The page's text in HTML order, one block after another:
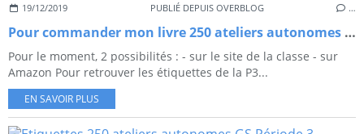
19/12/2019 PUBLIÉ DEPUIS OVERBLOG …
Pour commander mon livre 250 ateliers autonomes GS
Pour le moment, 2 possibilités : - sur le site de la classe - sur
Amazon Pour retrouver les étiquettes de la P3...
EN SAVOIR PLUS